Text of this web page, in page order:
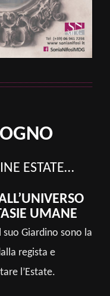
ESTATE…
UMANE
suo Giardino sono la
regista e
l’Estate.